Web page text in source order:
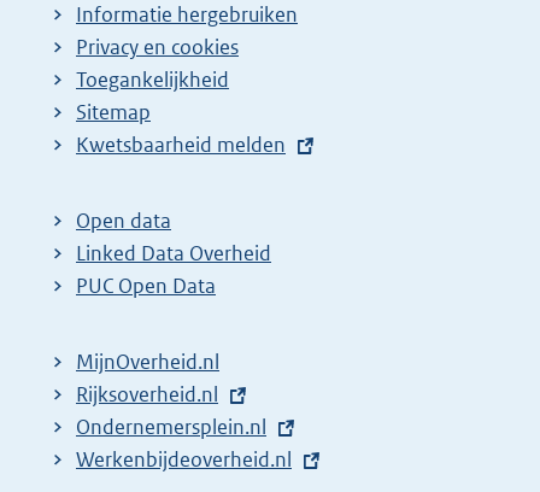
Informatie hergebruiken
Privacy en cookies
Toegankelijkheid
Sitemap
E
t
e
r
l
i
n
k
Kwetsbaarheid melden
Open data
Linked Data Overheid
PUC Open Data
MijnOverheid.nl
E
x
t
Rijksoverheid.nl
E
x
Ondernemersplein.nl
E
Werkenbijdeoverheid.nl